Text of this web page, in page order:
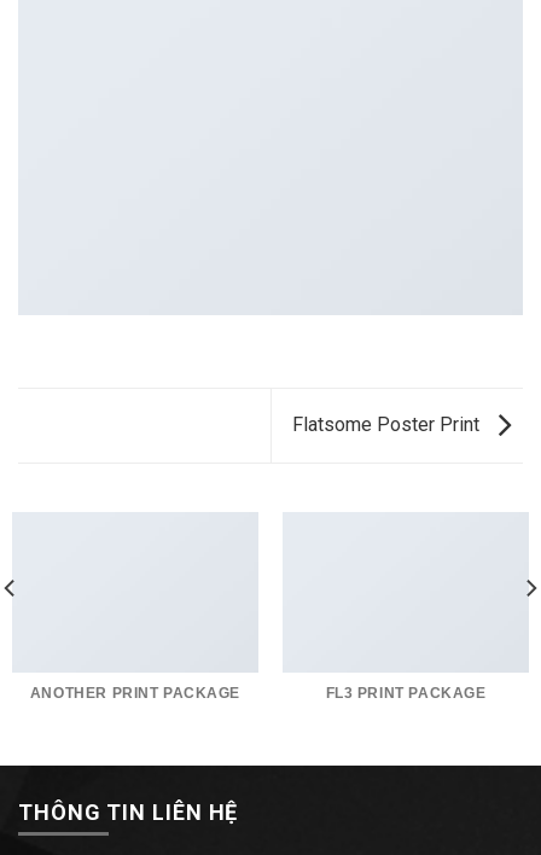
Flatsome Poster Print
ANOTHER PRINT PACKAGE FL3 PRINT PACKAGE
THÔNG TIN LIÊN HỆ